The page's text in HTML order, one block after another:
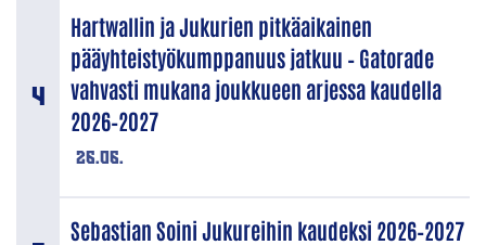
26.06.
Hartwallin ja Jukurien pitkäaikainen
pääyhteistyökumppanuus jatkuu – Gatorade
vahvasti mukana joukkueen arjessa kaudella
2026–2027
Sebastian Soini Jukureihin kaudeksi 2026–2027